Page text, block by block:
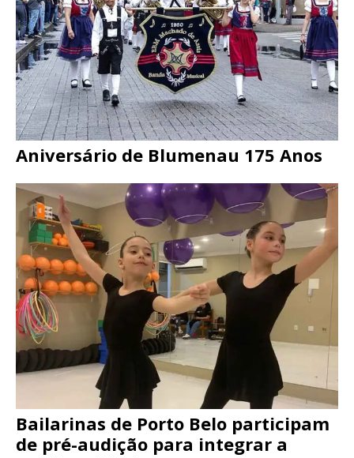
Aniversário de Blumenau 175 Anos
Bailarinas de Porto Belo participam
de pré-audição para integrar a